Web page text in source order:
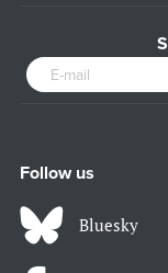
Follow us
Bluesky